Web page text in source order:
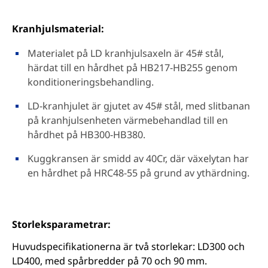
Kranhjulsmaterial:
Materialet på LD kranhjulsaxeln är 45# stål,
härdat till en hårdhet på HB217-HB255 genom
konditioneringsbehandling.
LD-kranhjulet är gjutet av 45# stål, med slitbanan
på kranhjulsenheten värmebehandlad till en
hårdhet på HB300-HB380.
Kuggkransen är smidd av 40Cr, där växelytan har
en hårdhet på HRC48-55 på grund av ythärdning.
Storleksparametrar:
Huvudspecifikationerna är två storlekar: LD300 och
LD400, med spårbredder på 70 och 90 mm.